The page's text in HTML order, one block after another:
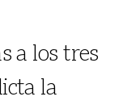
a los tres
la